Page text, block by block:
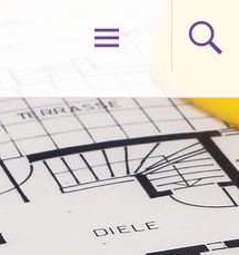
Pasar al
contenido